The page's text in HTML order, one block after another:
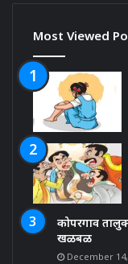
Most Viewed
कोपरगाव
खळबळ
December